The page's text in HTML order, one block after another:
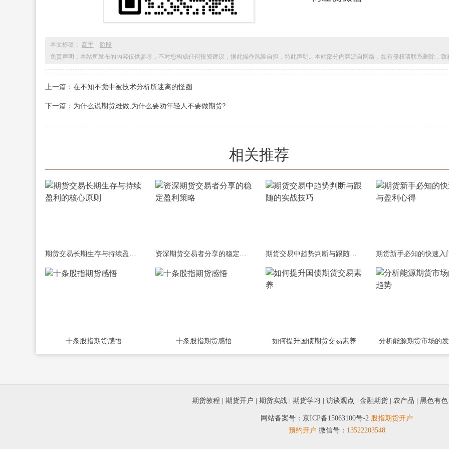
本文标签： 高手
阶段
免责声明：本站所发布的内容仅供参考，不对您构成任何投资建议，据此操作风险自担，特此声明。本站部分内容源自网络，如有侵权请联系删除，致
上一篇： 在不知不觉中被技术分析所迷离的怪圈
下一篇： 为什么说期货难做,为什么要劝年轻人不要做期货?
相关推荐
期货交易中趋势判断与跟随的实战技巧
十条股指期货感悟 十条股指期货感悟 如何提升国债期货交易素养 分析能源期货市场的
期货教程 | 期货开户 | 期货实战 | 期货学习 | 访谈观点 | 金融期货 | 农产品 | 黑色有色
网站备案号： 京ICP备15063100号-2 股指期货开户
预约开户 微信号： 13522203548